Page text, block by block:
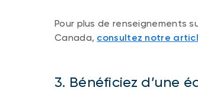
Pour plus de renseignements
Canada, consultez notre
3. Bénéficiez d’une